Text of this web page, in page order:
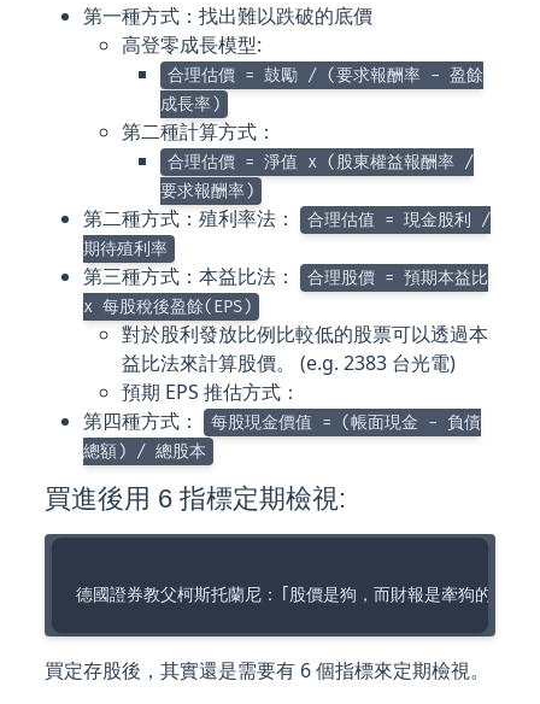
第一種方式：找出難以跌破的底價
高登零成長模型:
合理估價 = 鼓勵 / (要求報酬率 - 盈餘
成長率)
第二種計算方式：
合理估價 = 淨值 x (股東權益報酬率 /
要求報酬率)
第二種方式：殖利率法：
合理估值 = 現金股利 /
期待殖利率
第三種方式：本益比法：
合理股價 = 預期本益比
x 每股稅後盈餘(EPS)
對於股利發放比例比較低的股票可以透過本
益比法來計算股價。 (e.g. 2383 台光電)
預期 EPS 推估方式：
第四種方式：
每股現金價值 = (帳面現金 - 負債
總額) / 總股本
買進後用 6 指標定期檢視:
買定存股後，其實還是需要有 6 個指標來定期檢視。